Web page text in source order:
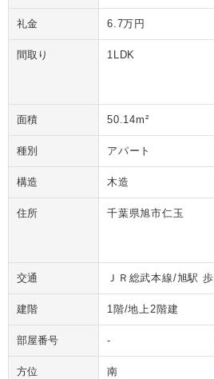
礼金 6.7万円
間取り 1LDK
面積 50.14m²
種別 アパート
構造 木造
住所 千葉県旭市仁玉
交通 ＪＲ総武本線/旭駅
建階 1階/地上2階建
部屋番号 -
方位 南